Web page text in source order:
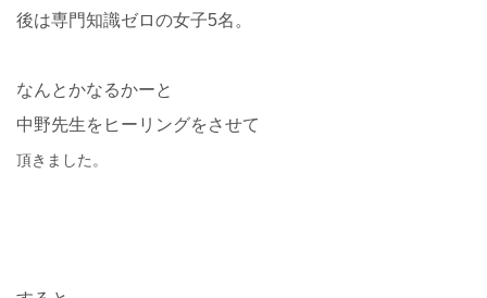
後は専門知識ゼロの女子5名。
なんとかなるかーと
中野先生をヒーリングをさせて
頂きました。